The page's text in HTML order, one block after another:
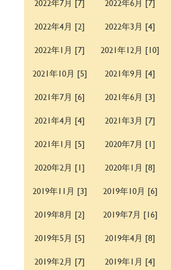
2022年7月 [7] 2022年6月 [7]
2022年4月 [2]
2022年3月 [4]
2022年1月 [7]
2021年12月 [10]
2021年10月 [5]
2021年9月 [4]
2021年7月 [6]
2021年6月 [3]
2021年4月 [4]
2021年3月 [7]
2021年1月 [5]
2020年7月 [1]
2020年2月 [1]
2020年1月 [8]
2019年11月 [3]
2019年10月 [6]
2019年8月 [2]
2019年7月 [16]
2019年5月 [5]
2019年4月 [8]
2019年2月 [7]
2019年1月 [4]